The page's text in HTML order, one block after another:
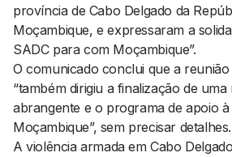
província de Cabo Delgado da
Moçambique, e expressaram a
SADC para com Moçambique”.
O comunicado conclui que a
“também dirigiu a finalização de
abrangente e o programa de apoio à
Moçambique”, sem precisar detalhes.
A violência armada em Cabo